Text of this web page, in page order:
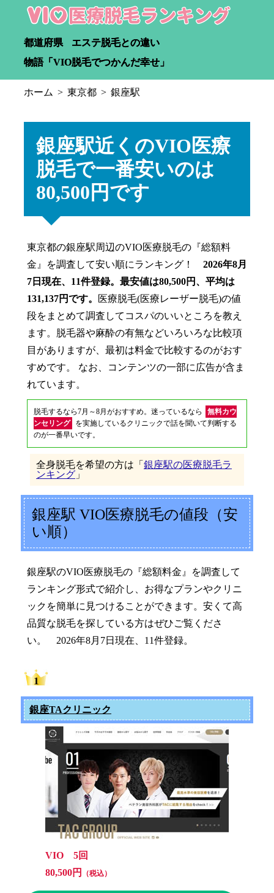
都道府県
エステ脱毛との違い
物語「VIO脱毛でつかんだ幸せ」
ホーム 東京都 銀座駅
銀座駅近くのVIO医療
脱毛で一番安いのは
80,500円です
東京都の銀座駅周辺のVIO医療脱毛の『総額料
金』を調査して安い順にランキング！ 2026年8月
7日現在、11件登録。最安値は80,500円、平均は
131,137円です。
医療脱毛(医療レーザー脱毛)の値
段をまとめて調査してコスパのいいところを教え
ます。脱毛器や麻酔の有無などいろいろな比較項
目がありますが、最初は料金で比較するのがおす
すめです。 なお、コンテンツの一部に広告が含ま
れています。
脱毛するなら7月～8月がおすすめ。迷っているなら
無料カウ
ンセリング
を実施しているクリニックで話を聞いて判断する
のが一番早いです。
全身脱毛を希望の方は「 銀座駅の医療脱毛ラ
ンキング 」
銀座駅 VIO医療脱毛の値段（安
い順）
銀座駅のVIO医療脱毛の『総額料金』を調査して
ランキング形式で紹介し、お得なプランやクリニ
ックを簡単に見つけることができます。安くて高
品質な脱毛を探している方はぜひご覧くださ
い。 2026年8月7日現在、11件登録。
銀座TAクリニック
VIO 5回
80,500円
（税込）